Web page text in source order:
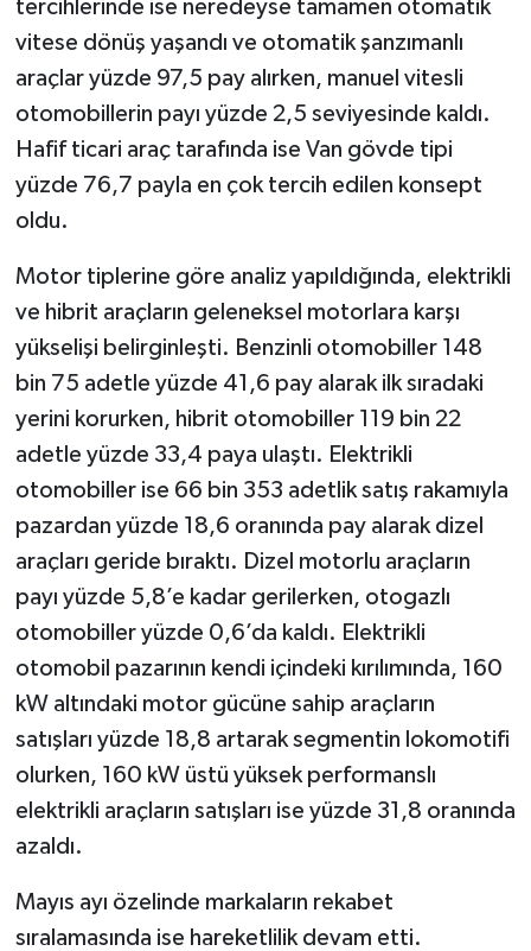
tercihlerinde ise neredeyse tamamen otomatik
vitese dönüş yaşandı ve otomatik şanzımanlı
araçlar yüzde 97,5 pay alırken, manuel vitesli
otomobillerin payı yüzde 2,5 seviyesinde kaldı.
Hafif ticari araç tarafında ise Van gövde tipi
yüzde 76,7 payla en çok tercih edilen konsept
oldu.
Motor tiplerine göre analiz yapıldığında, elektrikli
ve hibrit araçların geleneksel motorlara karşı
yükselişi belirginleşti. Benzinli otomobiller 148
bin 75 adetle yüzde 41,6 pay alarak ilk sıradaki
yerini korurken, hibrit otomobiller 119 bin 22
adetle yüzde 33,4 paya ulaştı. Elektrikli
otomobiller ise 66 bin 353 adetlik satış rakamıyla
pazardan yüzde 18,6 oranında pay alarak dizel
araçları geride bıraktı. Dizel motorlu araçların
payı yüzde 5,8’e kadar gerilerken, otogazlı
otomobiller yüzde 0,6’da kaldı. Elektrikli
otomobil pazarının kendi içindeki kırılımında, 160
kW altındaki motor gücüne sahip araçların
satışları yüzde 18,8 artarak segmentin lokomotifi
olurken, 160 kW üstü yüksek performanslı
elektrikli araçların satışları ise yüzde 31,8 oranında
azaldı.
Mayıs ayı özelinde markaların rekabet
sıralamasında ise hareketlilik devam etti.